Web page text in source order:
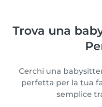
Trova una
Cerchi una
perfetta per la tua
semplice